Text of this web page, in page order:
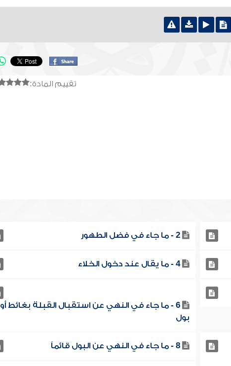
تقييم المادة:
2 - ما جاء في فضل الطهور
4 - ما يقال عند دخول الخلاء
6 - ما جاء في النهي عن استقبال القبلة بغائط أو
بول
8 - ما جاء في النهي عن البول قائماً